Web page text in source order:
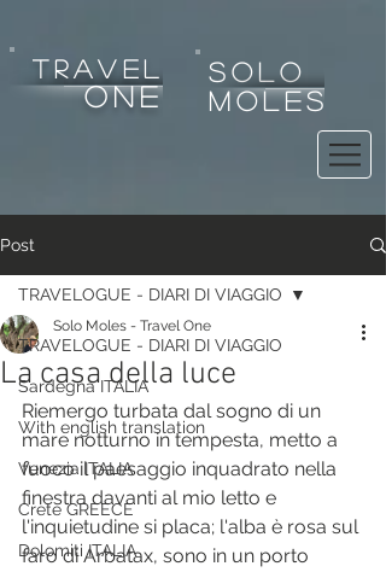
tRAVEL
one
SOLO
MOLES
Post
TRAVELOGUE - DIARI DI VIAGGIO
Sardegna ITALIA
With english translation
Venezia ITALIA
Crete GREECE
Dolomiti ITALIA
TRAVELOGUE - DIARI DI VIAGGIO
La casa della luce
Solo Moles - Travel One
Riemergo turbata dal sogno di un
mare notturno in tempesta, metto a
fuoco il paesaggio inquadrato nella
finestra davanti al mio letto e
l'inquietudine si placa; l'alba è rosa sul
faro di Arbatax, sono in un porto